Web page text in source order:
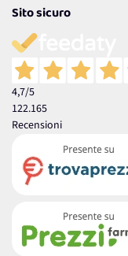
Sito sicuro
4,7/5
122.165
Recensioni